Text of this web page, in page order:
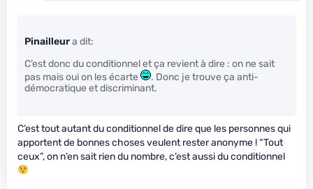
Pinailleura dit:
C’est donc du conditionnel et ça revient à dire : on ne sait
pas mais oui on les écarte
. Donc je trouve ça anti-
démocratique et discriminant.
C’est tout autant du conditionnel de dire que les personnes qui
apportent de bonnes choses veulent rester anonyme ! “Tout
ceux”, on n’en sait rien du nombre, c’est aussi du conditionnel